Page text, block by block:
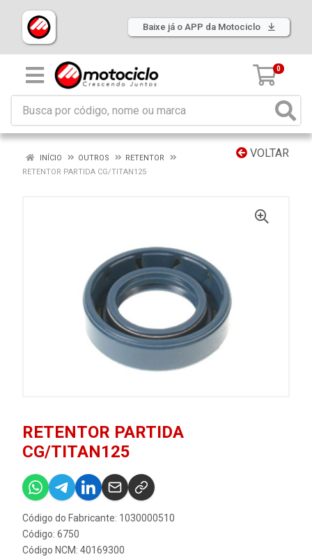
Baixe já o APP da Motociclo
0
VOLTAR
INÍCIO OUTROS
RETENTOR
RETENTOR PARTIDA CG/TITAN125
RETENTOR PARTIDA
CG/TITAN125
Código do Fabricante: 1030000510
Código: 6750
Código NCM: 40169300